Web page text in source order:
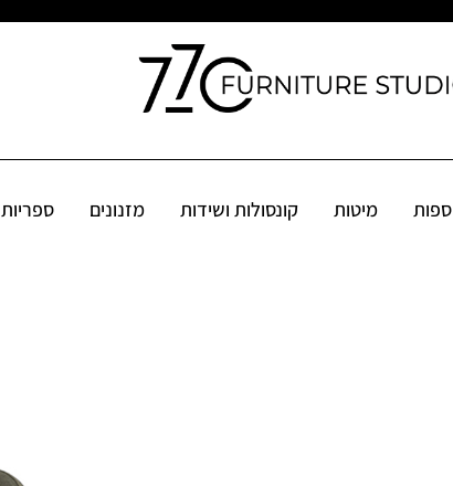
ספות מיטות קונסולות ושידות מזנונים ספריות